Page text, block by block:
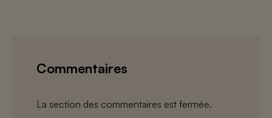
Commentaires
La section des commentaires est fermée.